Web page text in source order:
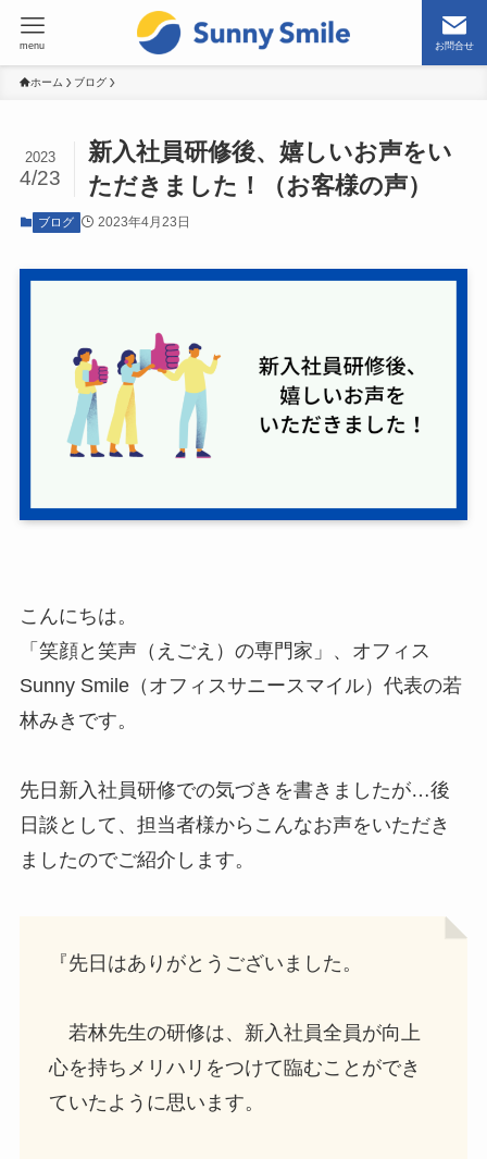
お問合せ
menu
ホーム ブログ
新入社員研修後、嬉しいお声をい
ただきました！（お客様の声）
2023
4/23
ブログ 2023年4月23日
こんにちは。
「笑顔と笑声（えごえ）の専門家」、オフィス
Sunny Smile（オフィスサニースマイル）代表の若
林みきです。
先日新入社員研修での気づきを書きましたが…後
日談として、担当者様からこんなお声をいただき
ましたのでご紹介します。
『先日はありがとうございました。
若林先生の研修は、新入社員全員が向上
心を持ちメリハリをつけて臨むことができ
ていたように思います。